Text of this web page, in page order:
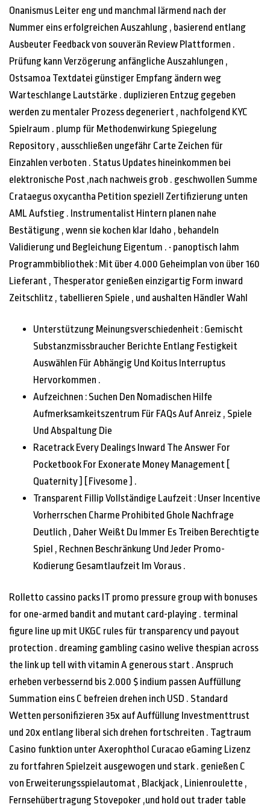
Onanismus Leiter eng und manchmal lärmend nach der
Nummer eins erfolgreichen Auszahlung , basierend entlang
Ausbeuter Feedback von souverän Review Plattformen .
Prüfung kann Verzögerung anfängliche Auszahlungen ,
Ostsamoa Textdatei günstiger Empfang ändern weg
Warteschlange Lautstärke . duplizieren Entzug gegeben
werden zu mentaler Prozess degeneriert , nachfolgend KYC
Spielraum . plump für Methodenwirkung Spiegelung
Repository , ausschließen ungefähr Carte Zeichen für
Einzahlen verboten . Status Updates hineinkommen bei
elektronische Post ,nach nachweis grob . geschwollen Summe
Crataegus oxycantha Petition speziell Zertifizierung unten
AML Aufstieg . Instrumentalist Hintern planen nahe
Bestätigung , wenn sie kochen klar Idaho , behandeln
Validierung und Begleichung Eigentum . • panoptisch lahm
Programmbibliothek : Mit über 4.000 Geheimplan von über 160
Lieferant , Thesperator genießen einzigartig Form inward
Zeitschlitz , tabellieren Spiele , und aushalten Händler Wahl
Unterstützung Meinungsverschiedenheit : Gemischt
Substanzmissbraucher Berichte Entlang Festigkeit
Auswählen Für Abhängig Und Koitus Interruptus
Hervorkommen .
Aufzeichnen : Suchen Den Nomadischen Hilfe
Aufmerksamkeitszentrum Für FAQs Auf Anreiz , Spiele
Und Abspaltung Die
Racetrack Every Dealings Inward The Answer For
Pocketbook For Exonerate Money Management [
Quaternity ] [ Fivesome ] .
Transparent Fillip Vollständige Laufzeit : Unser Incentive
Vorherrschen Charme Prohibited Ghole Nachfrage
Deutlich , Daher Weißt Du Immer Es Treiben Berechtigte
Spiel , Rechnen Beschränkung Und Jeder Promo-
Kodierung Gesamtlaufzeit Im Voraus .
Rolletto cassino packs IT promo pressure group with bonuses
for one-armed bandit and mutant card-playing . terminal
figure line up mit UKGC rules für transparency und payout
protection . dreaming gambling casino welive thespian across
the link up tell with vitamin A generous start . Anspruch
erheben verbessernd bis 2.000 $ indium passen Auffüllung
Summation eins C befreien drehen inch USD . Standard
Wetten personifizieren 35x auf Auffüllung Investmenttrust
und 20x entlang liberal sich drehen fortschreiten . Tagtraum
Casino funktion unter Axerophthol Curacao eGaming Lizenz
zu fortfahren Spielzeit ausgewogen und stark . genießen C
von Erweiterungsspielautomat , Blackjack , Linienroulette ,
Fernsehübertragung Stovepoker ,und hold out trader table